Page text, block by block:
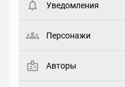
Статус
Уведомления
Персонажи
Авторы